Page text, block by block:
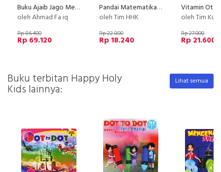
Buku Ajaib Jago Menulis Huruf Hijaiyah
oleh Ahmad Fa iq
Rp 86.400
Rp 69.120
Pandai Matematika TK A semester 1
oleh Tim HHK
Rp 22.800
Rp 18.240
oleh Tim
Rp 27.000
Rp 21.600
Buku terbitan Happy Holy
Kids lainnya:
Lihat semua